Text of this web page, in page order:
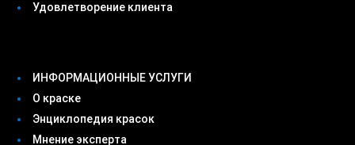
Удовлетворение клиента
ИНФОРМАЦИОННЫЕ УСЛУГИ
О краске
Энциклопедия красок
Мнение эксперта